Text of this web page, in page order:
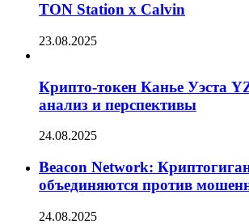
TON Station x Calvin
23.08.2025
Крипто-токен Канье Уэста
анализ и перспективы
24.08.2025
Beacon Network:
объединяются против
24.08.2025